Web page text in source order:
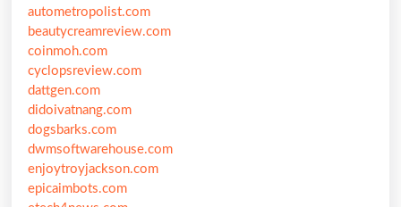
autometropolist.com
beautycreamreview.com
coinmoh.com
cyclopsreview.com
dattgen.com
didoivatnang.com
dogsbarks.com
dwmsoftwarehouse.com
enjoytroyjackson.com
epicaimbots.com